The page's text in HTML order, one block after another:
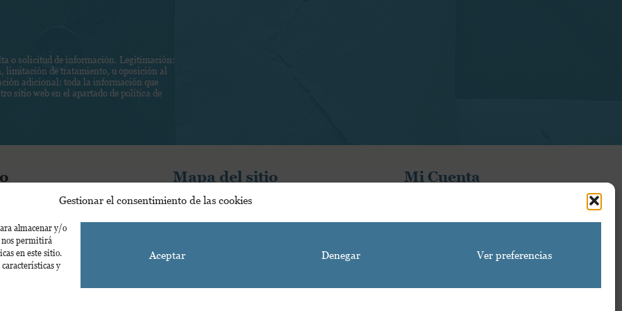
Gestionar el consentimiento de las cookies
almacenar y/o
nos permitirá
en este sitio.
y
Aceptar Denegar Ver preferencias
o solicitud de información. Legitimación:
limitación de tratamiento, u oposición al
adicional: toda la información que
sitio web en el apartado de política de
- Madrid – España
Mapa del sitio
Catálogo
Autores
Blog
Mi Cuenta
Libro y Fomento de la Lectura, Ministerio de Cultura